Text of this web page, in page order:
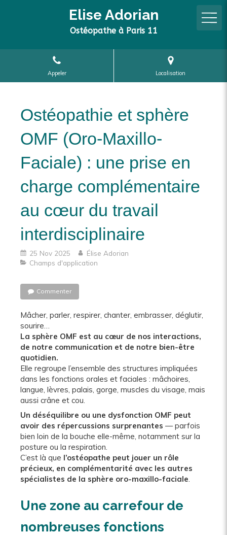
Elise Adorian
Ostéopathe à Paris 11
Appeler Localisation
Ostéopathie et sphère
OMF (Oro-Maxillo-
Faciale) : une prise en
charge complémentaire
au cœur du travail
interdisciplinaire
25 Nov 2025
Élise Adorian
Champs d'application
Commenter
Mâcher, parler, respirer, chanter, embrasser, déglutir,
sourire…
La sphère OMF est au cœur de nos interactions,
de notre communication et de notre bien-être
quotidien.
Elle regroupe l’ensemble des structures impliquées
dans les fonctions orales et faciales : mâchoires,
langue, lèvres, palais, gorge, muscles du visage, mais
aussi crâne et cou.
Un déséquilibre ou une dysfonction OMF peut
avoir des répercussions surprenantes — parfois
bien loin de la bouche elle-même, notamment sur la
posture ou la respiration.
C’est là que l’ostéopathe peut jouer un rôle
précieux, en complémentarité avec les autres
spécialistes de la sphère oro-maxillo-faciale
Une zone au carrefour de
nombreuses fonctions